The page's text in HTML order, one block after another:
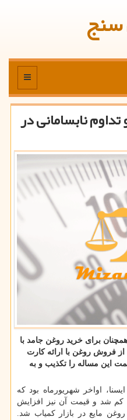
سنج
منو
نابسامانی در
برای خرید روغن جامد با
فروش روغن با ارائه کارت
این مساله را تکذیب و به
اواخر شهریورماه بود که
شد و قیمت آن نیز افزایش
روغن مایع در بازار کمیاب شد.